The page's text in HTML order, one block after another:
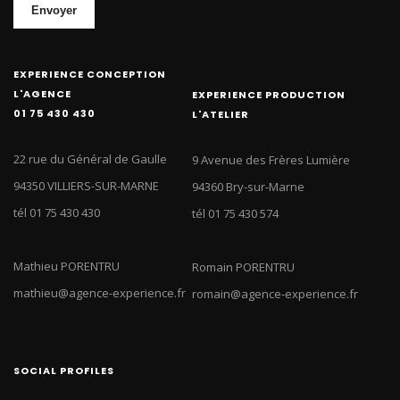
Envoyer
EXPERIENCE CONCEPTION
L'AGENCE
01 75 430 430
22 rue du Général de Gaulle
94350 VILLIERS-SUR-MARNE
tél 01 75 430 430
Mathieu PORENTRU
mathieu@agence-experience.fr
EXPERIENCE PRODUCTION
L'ATELIER
9 Avenue des Frères Lumière
94360 Bry-sur-Marne
tél 01 75 430 574
Romain PORENTRU
romain@agence-experience.fr
SOCIAL PROFILES